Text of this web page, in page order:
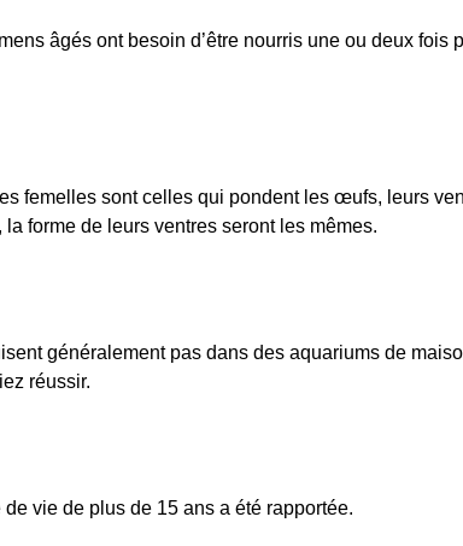
âgés ont besoin d’être nourris une ou deux fois
femelles sont celles qui pondent les œufs, leurs
forme de leurs ventres seront les mêmes.
généralement pas dans des aquariums de
réussir.
vie de plus de 15 ans a été rapportée.